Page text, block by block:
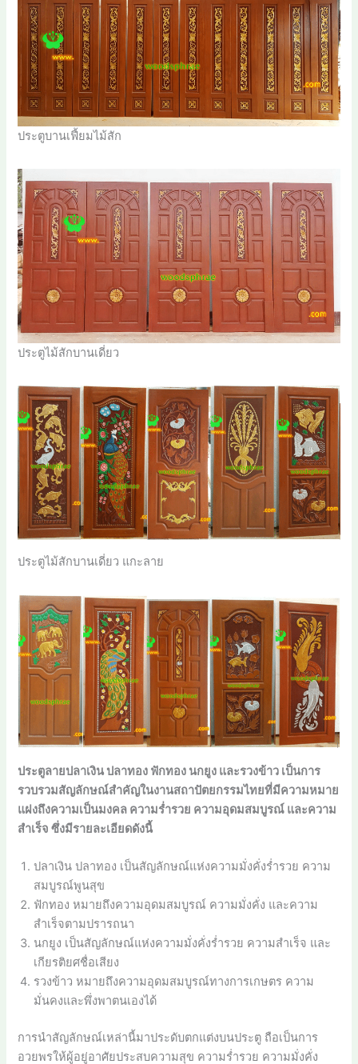
ประตูบานเฟี้ยมไม้สัก
ประตูไม้สักบานเดี่ยว
ประตูไม้สักบานเดี่ยว แกะลาย
ประตูลายปลาเงิน ปลาทอง ฟักทอง นกยูง และรวงข้าว เป็นการ
รวบรวมสัญลักษณ์สำคัญในงานสถาปัตยกรรมไทยที่มีความหมาย
แฝงถึงความเป็นมงคล ความร่ำรวย ความอุดมสมบูรณ์ และความ
สำเร็จ ซึ่งมีรายละเอียดดังนี้
ปลาเงิน ปลาทอง เป็นสัญลักษณ์แห่งความมั่งคั่งร่ำรวย ความ
สมบูรณ์พูนสุข
ฟักทอง หมายถึงความอุดมสมบูรณ์ ความมั่งคั่ง และความ
สำเร็จตามปรารถนา
นกยูง เป็นสัญลักษณ์แห่งความมั่งคั่งร่ำรวย ความสำเร็จ และ
เกียรติยศชื่อเสียง
รวงข้าว หมายถึงความอุดมสมบูรณ์ทางการเกษตร ความ
มั่นคงและพึ่งพาตนเองได้
การนำสัญลักษณ์เหล่านี้มาประดับตกแต่งบนประตู ถือเป็นการ
อวยพรให้ผู้อยู่อาศัยประสบความสุข ความร่ำรวย ความมั่งคั่ง